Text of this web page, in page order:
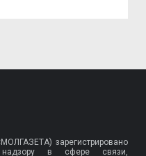
зарегистрировано
в сфере связи,